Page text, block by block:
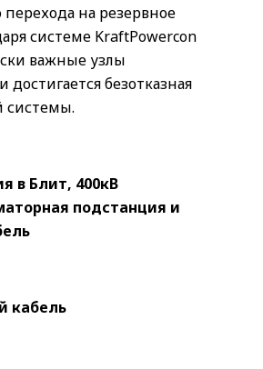
перехода на резервное
системе KraftPowercon
важные узлы
достигается безотказная
системы.
в Блит, 400кВ
подстанция и
кабель